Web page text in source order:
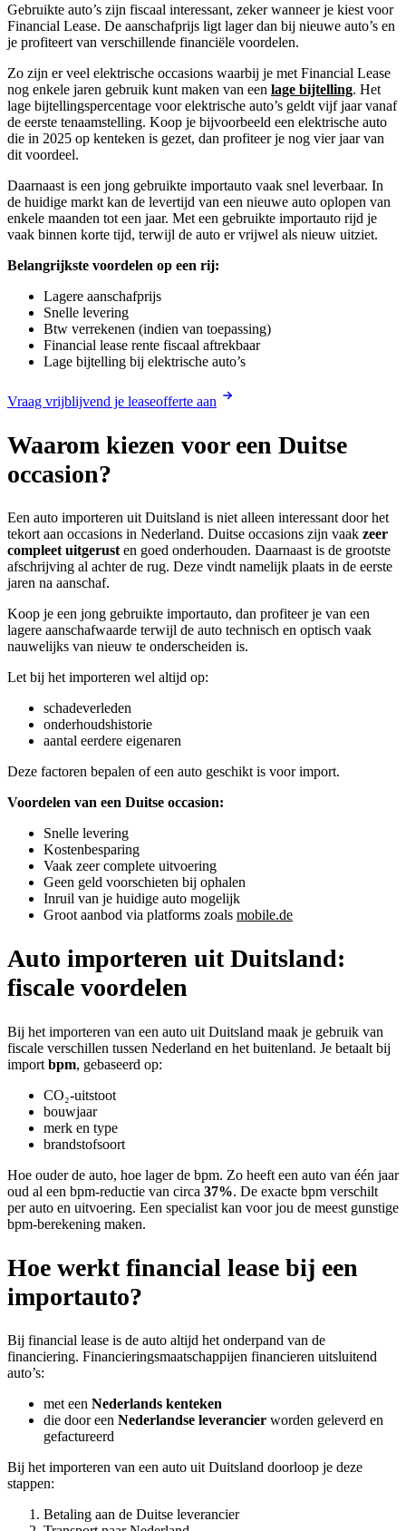
Gebruikte auto’s zijn fiscaal interessant, zeker wanneer je kiest voor
Financial Lease. De aanschafprijs ligt lager dan bij nieuwe auto’s en
je profiteert van verschillende financiële voordelen.
Zo zijn er veel elektrische occasions waarbij je met Financial Lease
nog enkele jaren gebruik kunt maken van een lage bijtelling. Het
lage bijtellingspercentage voor elektrische auto’s geldt vijf jaar vanaf
de eerste tenaamstelling. Koop je bijvoorbeeld een elektrische auto
die in 2025 op kenteken is gezet, dan profiteer je nog vier jaar van
dit voordeel.
Daarnaast is een jong gebruikte importauto vaak snel leverbaar. In
de huidige markt kan de levertijd van een nieuwe auto oplopen van
enkele maanden tot een jaar. Met een gebruikte importauto rijd je
vaak binnen korte tijd, terwijl de auto er vrijwel als nieuw uitziet.
Belangrijkste voordelen op een rij:
Lagere aanschafprijs
Snelle levering
Btw verrekenen (indien van toepassing)
Financial lease rente fiscaal aftrekbaar
Lage bijtelling bij elektrische auto’s
Vraag vrijblijvend je leaseofferte aan
Waarom kiezen voor een Duitse
occasion?
Een auto importeren uit Duitsland is niet alleen interessant door het
tekort aan occasions in Nederland. Duitse occasions zijn vaak zeer
compleet uitgerust en goed onderhouden. Daarnaast is de grootste
afschrijving al achter de rug. Deze vindt namelijk plaats in de eerste
jaren na aanschaf.
Koop je een jong gebruikte importauto, dan profiteer je van een
lagere aanschafwaarde terwijl de auto technisch en optisch vaak
nauwelijks van nieuw te onderscheiden is.
Let bij het importeren wel altijd op:
schadeverleden
onderhoudshistorie
aantal eerdere eigenaren
Deze factoren bepalen of een auto geschikt is voor import.
Voordelen van een Duitse occasion:
Snelle levering
Kostenbesparing
Vaak zeer complete uitvoering
Geen geld voorschieten bij ophalen
Inruil van je huidige auto mogelijk
Groot aanbod via platforms zoals mobile.de
Auto importeren uit Duitsland:
fiscale voordelen
Bij het importeren van een auto uit Duitsland maak je gebruik van
fiscale verschillen tussen Nederland en het buitenland. Je betaalt bij
import bpm, gebaseerd op:
CO₂-uitstoot
bouwjaar
merk en type
brandstofsoort
Hoe ouder de auto, hoe lager de bpm. Zo heeft een auto van één jaar
oud al een bpm-reductie van circa 37%. De exacte bpm verschilt
per auto en uitvoering. Een specialist kan voor jou de meest gunstige
bpm-berekening maken.
Hoe werkt financial lease bij een
importauto?
Bij financial lease is de auto altijd het onderpand van de
financiering. Financieringsmaatschappijen financieren uitsluitend
auto’s:
met een Nederlands kenteken
die door een Nederlandse leverancier worden geleverd en
gefactureerd
Bij het importeren van een auto uit Duitsland doorloop je deze
stappen:
Betaling aan de Duitse leverancier